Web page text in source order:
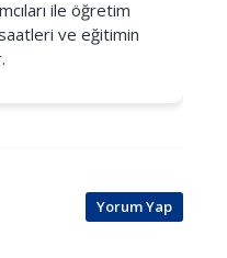
ile öğretim
ve eğitimin
Yorum Yap